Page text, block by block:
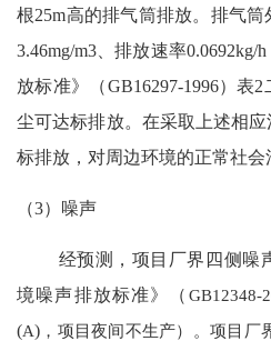
根25m高的排气筒排放。排气
3.46mg/m3、排放速率
放标准》（GB16297-1996）表
尘可达标排放。在采取上述相
标排放，对周边环境的正常社会
（3）噪声
经预测，项目厂界四侧噪
境噪声排放标准》（ GB12348-
(A) ，项目夜间不生产）。项目厂